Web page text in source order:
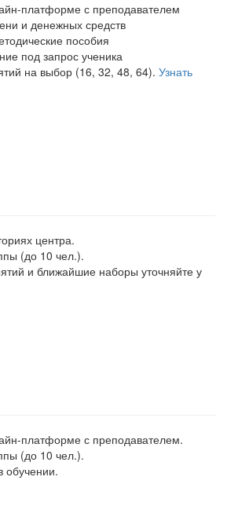
платформе с преподавателем
и денежных средств
пособия
под запрос ученика
на выбор (16, 32, 48, 64). Узнать
центра.
(до 10 чел.).
и ближайшие наборы уточняйте у
платформе с преподавателем.
(до 10 чел.).
обучении.